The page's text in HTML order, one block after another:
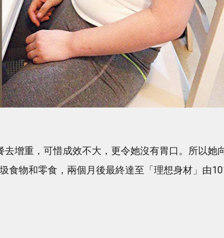
增重，可惜成效不大，更令她沒有胃口。所以她
食物和零食，兩個月後最終達至「理想身材」由